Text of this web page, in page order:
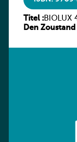
Titel :BIOLUX
Den